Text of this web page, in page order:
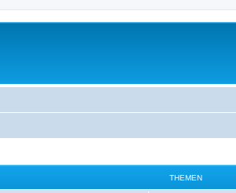
THEMEN